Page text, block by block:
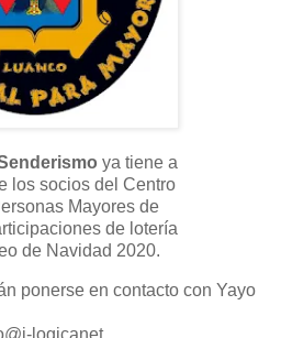
ya tiene a
los socios del Centro
Mayores de
de lotería
de Navidad 2020.
ponerse en contacto con Yayo
logicanet